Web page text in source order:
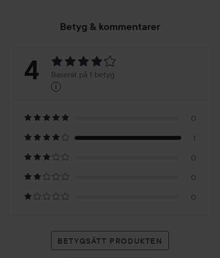
Betyg & kommentarer
Betyg:
Baserat
på
1
betyg
4 Baserat på 1 betyg
i
0
1
0
0
0
BETYGSÄTT PRODUKTEN